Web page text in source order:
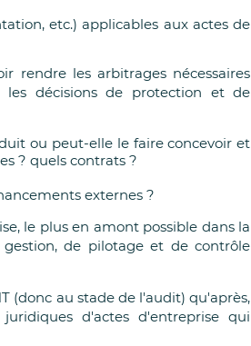
etc.) applicables aux actes de
rendre les arbitrages nécessaires
décisions de protection et de
ou peut-elle le faire concevoir et
? quels contrats ?
externes ?
le plus en amont possible dans la
de pilotage et de contrôle
(donc au stade de l'audit) qu'après,
d'actes d'entreprise qui